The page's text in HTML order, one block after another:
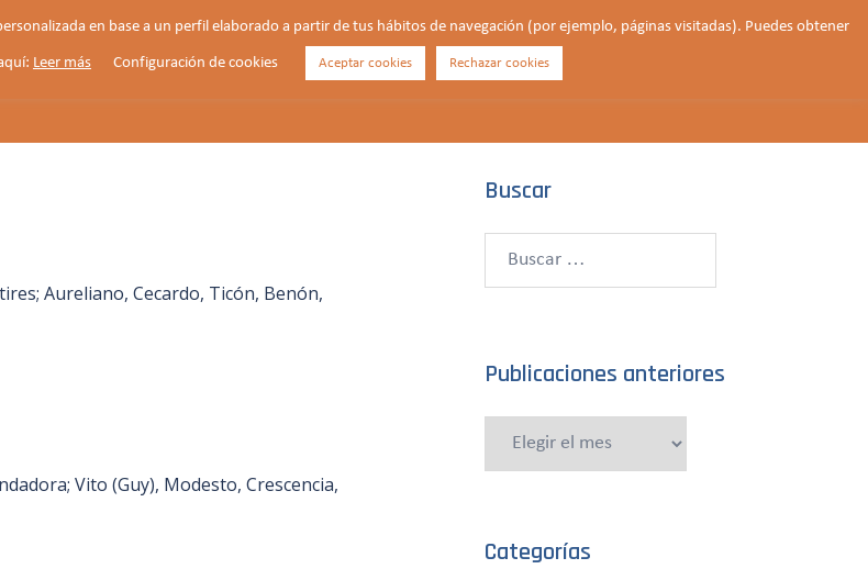
VIDA PARROQUIAL NOTICIAS ¿QUIÉNES SOMOS?
Aureliano, Cecardo, Ticón, Benón,
Vito (Guy), Modesto, Crescencia,
Buscar
Buscar:
Publicaciones anteriores
Publicaciones
Categorías
en base a un perfil elaborado a partir de tus hábitos de navegación (por ejemplo, páginas visitadas). Puedes obtener
Leer más Configuración de cookies Aceptar cookies Rechazar cookies